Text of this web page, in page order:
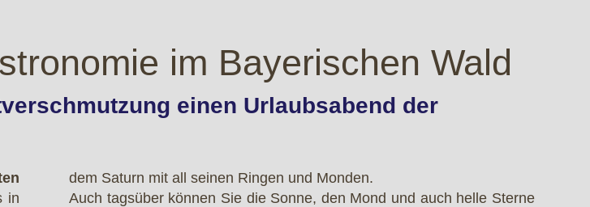
im Bayerischen Wald
einen Urlaubsabend der
in
dem Saturn mit all seinen Ringen und Monden.
Auch tagsüber können Sie die Sonne, den Mond und auch helle Sterne